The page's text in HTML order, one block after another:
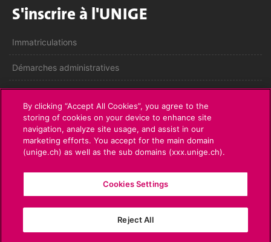
S'inscrire à l'UNIGE
Immatriculations
Démarches administratives
Poser une question
L'UNIGE vous informe
UNIGE Mobile
Offres d'emploi
By clicking “Accept All Cookies”, you agree to the
storing of cookies on your device to enhance site
navigation, analyze site usage, and assist in our
marketing efforts. You accept for the main domain
(unige.ch) as well as the sub domains (xxx.unige.ch).
Cookies Settings
Reject All